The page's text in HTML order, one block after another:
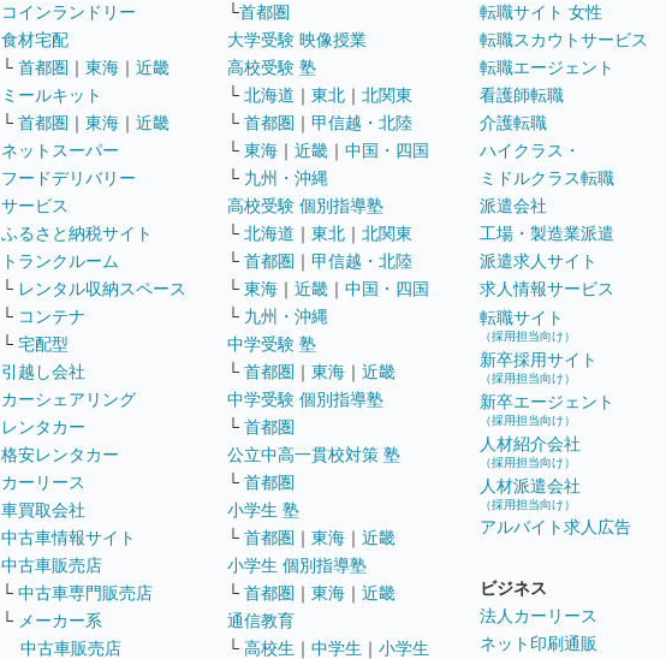
コインランドリー
食材宅配
└ 首都圏 ｜ 東海 ｜ 近畿
ミールキット
└ 首都圏 ｜ 東海 ｜ 近畿
ネットスーパー
フードデリバリー
サービス
ふるさと納税サイト
トランクルーム
└ レンタル収納スペース
└ コンテナ
└ 宅配型
引越し会社
カーシェアリング
レンタカー
格安レンタカー
カーリース
車買取会社
中古車情報サイト
中古車販売店
└ 中古車専門販売店
└ メーカー系
中古車販売店
└首都圏
大学受験 映像授業
高校受験 塾
└ 北海道 ｜ 東北 ｜ 北関東
└ 首都圏 ｜ 甲信越・北陸
└ 東海 ｜ 近畿 ｜ 中国・四国
└ 九州・沖縄
高校受験 個別指導塾
└ 北海道 ｜ 東北 ｜ 北関東
└ 首都圏 ｜ 甲信越・北陸
└ 東海 ｜ 近畿 ｜ 中国・四国
└ 九州・沖縄
中学受験 塾
└ 首都圏 ｜ 東海 ｜ 近畿
中学受験 個別指導塾
└ 首都圏
公立中高一貫校対策 塾
└ 首都圏
小学生 塾
└ 首都圏 ｜ 東海 ｜ 近畿
小学生 個別指導塾
└ 首都圏 ｜ 東海 ｜ 近畿
通信教育
└ 高校生 ｜ 中学生 ｜ 小学生
転職サイト 女性
転職スカウトサービス
転職エージェント
看護師転職
介護転職
ハイクラス・
ミドルクラス転職
派遣会社
工場・製造業派遣
派遣求人サイト
求人情報サービス
転職サイト
（採用担当向け）
新卒採用サイト
（採用担当向け）
新卒エージェント
（採用担当向け）
人材紹介会社
（採用担当向け）
人材派遣会社
（採用担当向け）
アルバイト求人広告
ビジネス
法人カーリース
ネット印刷通販